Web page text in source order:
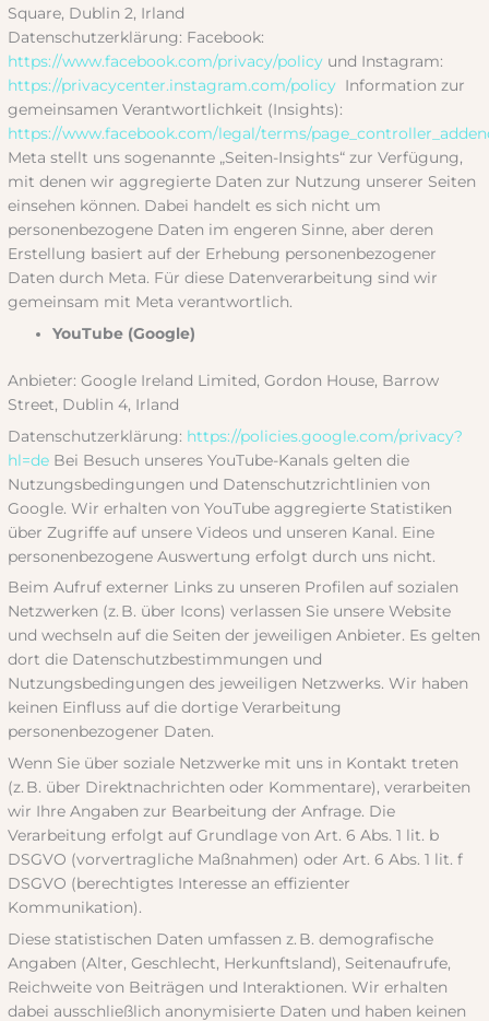
Square, Dublin 2, Irland
Datenschutzerklärung: Facebook:
https://www.facebook.com/privacy/policy und Instagram:
https://privacycenter.instagram.com/policy Information zur
gemeinsamen Verantwortlichkeit (Insights):
https://www.facebook.com/legal/terms/
Meta stellt uns sogenannte „Seiten-Insights“ zur Verfügung,
mit denen wir aggregierte Daten zur Nutzung unserer Seiten
einsehen können. Dabei handelt es sich nicht um
personenbezogene Daten im engeren Sinne, aber deren
Erstellung basiert auf der Erhebung personenbezogener
Daten durch Meta. Für diese Datenverarbeitung sind wir
gemeinsam mit Meta verantwortlich.
YouTube (Google)
Anbieter: Google Ireland Limited, Gordon House, Barrow
Street, Dublin 4, Irland
Datenschutzerklärung: https://policies.google.com/privacy?
hl=de Bei Besuch unseres YouTube-Kanals gelten die
Nutzungsbedingungen und Datenschutzrichtlinien von
Google. Wir erhalten von YouTube aggregierte Statistiken
über Zugriffe auf unsere Videos und unseren Kanal. Eine
personenbezogene Auswertung erfolgt durch uns nicht.
Beim Aufruf externer Links zu unseren Profilen auf sozialen
Netzwerken (z. B. über Icons) verlassen Sie unsere Website
und wechseln auf die Seiten der jeweiligen Anbieter. Es gelten
dort die Datenschutzbestimmungen und
Nutzungsbedingungen des jeweiligen Netzwerks. Wir haben
keinen Einfluss auf die dortige Verarbeitung
personenbezogener Daten.
Wenn Sie über soziale Netzwerke mit uns in Kontakt treten
(z. B. über Direktnachrichten oder Kommentare), verarbeiten
wir Ihre Angaben zur Bearbeitung der Anfrage. Die
Verarbeitung erfolgt auf Grundlage von Art. 6 Abs. 1 lit. b
DSGVO (vorvertragliche Maßnahmen) oder Art. 6 Abs. 1 lit. f
DSGVO (berechtigtes Interesse an effizienter
Kommunikation).
Diese statistischen Daten umfassen z. B. demografische
Angaben (Alter, Geschlecht, Herkunftsland), Seitenaufrufe,
Reichweite von Beiträgen und Interaktionen. Wir erhalten
dabei ausschließlich anonymisierte Daten und haben keinen